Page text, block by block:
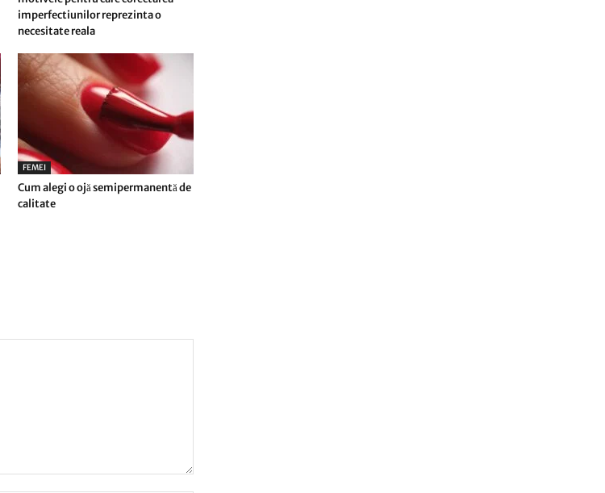
imperfectiunilor reprezinta o
necesitate reala
FEMEI
Cum alegi o ojă semipermanentă de
calitate